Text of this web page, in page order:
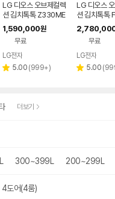
LG 디오스 오브제컬렉
션 김치톡톡 Z330ME
EF11
1,590,000원
무료
LG전자
별 5.00 리
(999+)
LG 디오스
션 김치톡톡
x
무료
LG전자
별 5.00 리
(
더보기
300~399L 200~299L
4도어(4룸)